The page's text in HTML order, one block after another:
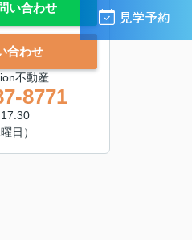
見学予約
い合わせ
合わせ
不動産
8771
日）